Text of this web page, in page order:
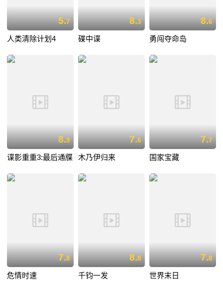
5.7
人类清除计划4
8.3
碟中谍
8.6
勇闯夺命岛
8.9
谍影重重3:最后通牒
7.6
木乃伊归来
7.7
国家宝藏
7.8
危情时速
8.8
千钧一发
7.8
世界末日